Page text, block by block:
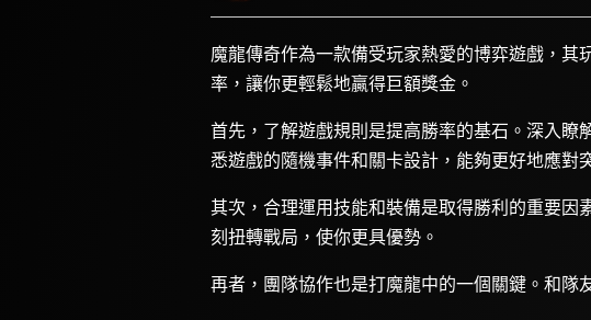
魔龍傳奇作為一款備受玩家熱愛的博弈遊戲，
率，讓你更輕鬆地贏得巨額獎金。
首先，了解遊戲規則是提高勝率的基石。深入瞭
悉遊戲的隨機事件和關卡設計，能夠更好地應對
其次，合理運用技能和裝備是取得勝利的重要因
刻扭轉戰局，使你更具優勢。
再者，團隊協作也是打魔龍中的一個關鍵。和隊